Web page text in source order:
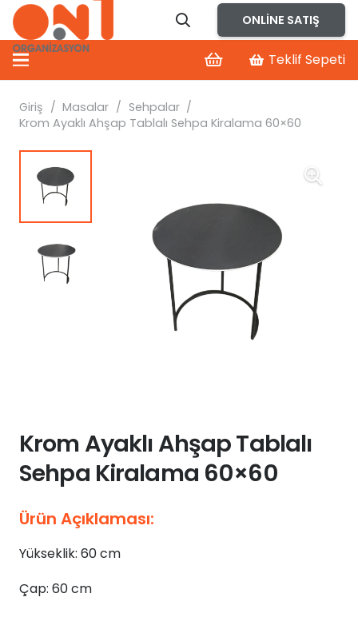
ONLINE SATIŞ
Teklif Sepeti
Giriş / Masalar / Sehpalar /
Krom Ayaklı Ahşap Tablalı Sehpa Kiralama 60×60
Krom Ayaklı Ahşap Tablalı
Sehpa Kiralama 60×60
Ürün Açıklaması:
Yükseklik: 60 cm
Çap: 60 cm